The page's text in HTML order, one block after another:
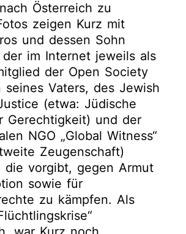
Österreich zu
zeigen Kurz mit
und dessen Sohn
der im Internet jeweils als
der Open Society
seines Vaters, des Jewish
(etwa: Jüdische
Gerechtigkeit) und der
NGO „Global Witness“
Zeugenschaft)
die vorgibt, gegen Armut
sowie für
zu kämpfen. Als